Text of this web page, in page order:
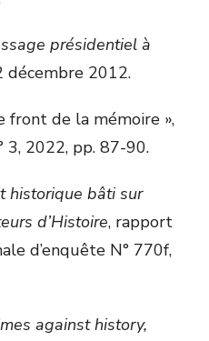
présidentiel à
décembre 2012.
front de la mémoire »,
3, 2022, pp. 87-90.
historique bâti sur
d’Histoire, rapport
d’enquête N° 770f,
against history,